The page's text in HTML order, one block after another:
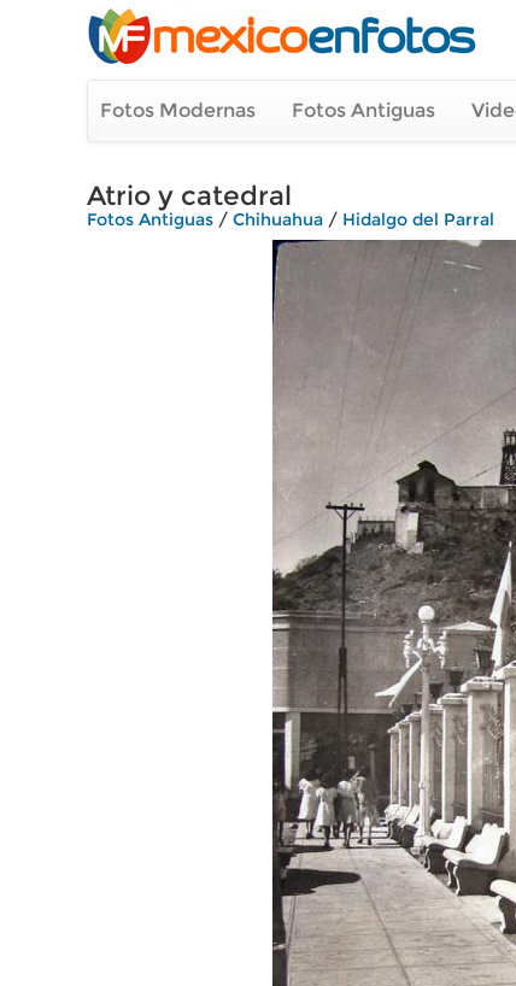
Fotos Modernas Fotos Antiguas
Atrio y catedral
Fotos Antiguas / Chihuahua / Hidalgo del Parral